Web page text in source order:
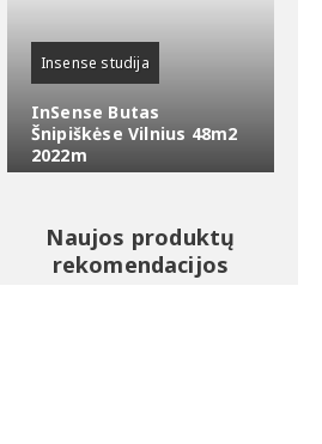
Insense studija
InSense Butas
Šnipiškėse Vilnius 48m2
2022m
Naujos produktų
rekomendacijos